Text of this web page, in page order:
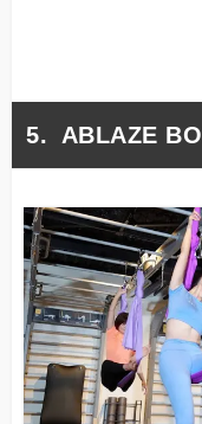
ABLAZE